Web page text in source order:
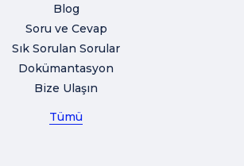
Blog
Soru ve Cevap
Sık Sorulan Sorular
Dokümantasyon
Bize Ulaşın
Tümü